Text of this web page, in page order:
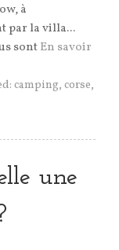
à
par la villa...
sontEn savoir
camping, corse,
une